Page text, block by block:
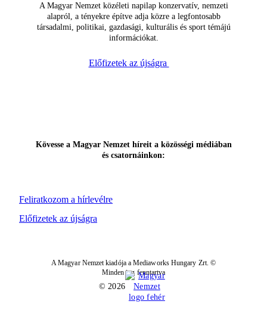
A Magyar Nemzet közéleti napilap konzervatív, nemzeti
alapról, a tényekre építve adja közre a legfontosabb
társadalmi, politikai, gazdasági, kulturális és sport témájú
információkat.
Előfizetek az újságra
Feliratkozom a hírlevélre
Kövesse a Magyar Nemzet híreit a közösségi médiában
és csatornáinkon:
Előfizetek az újságra
A Magyar Nemzet kiadója a Mediaworks Hungary Zrt. ©
Minden jog fenntartva
© 2026